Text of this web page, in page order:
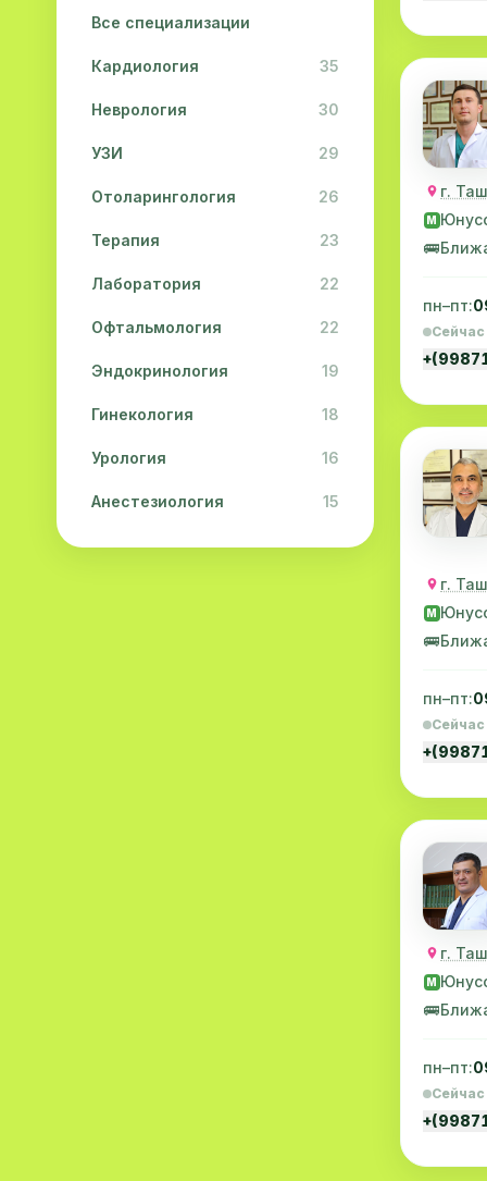
Все специализации
Кардиология 35
Неврология 30
УЗИ 29
Отоларингология 26
Терапия 23
Лаборатория 22
Офтальмология 22
Эндокринология 19
Гинекология 18
Урология 16
Анестезиология 15
Дерматология 15
г.
M
🚌
пн–пт:
г.
M
🚌
пн–пт:
г.
M
🚌
пн–пт: